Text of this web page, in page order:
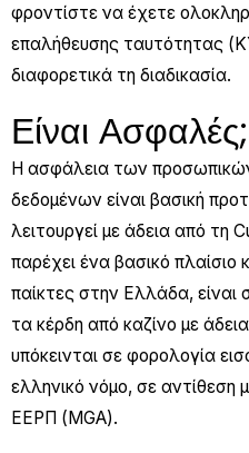
φροντίστε να έχετε
επαλήθευσης ταυτότητας
διαφορετικά τη διαδικασία.
Είναι Ασφαλές;
Η ασφάλεια των
δεδομένων είναι βασική
λειτουργεί με άδεια από τη
παρέχει ένα βασικό
παίκτες στην Ελλάδα, είναι
τα κέρδη από καζίνο με
υπόκεινται σε φορολογία
ελληνικό νόμο, σε αντίθεση
ΕΕΡΠ (MGA).